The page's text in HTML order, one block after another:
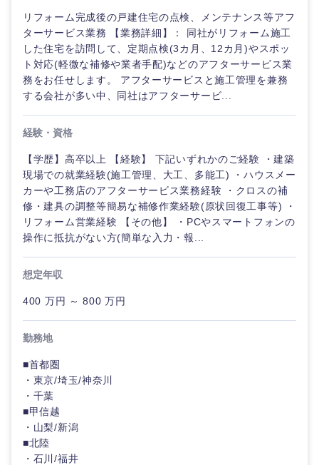
事務職
その他
群馬県 埼玉県
千葉県 東京都
神奈川県
リフォーム完成後の戸建住宅の点検、メンテナンス等アフ
ターサービス業務 【業務詳細】： 同社がリフォーム施工
した住宅を訪問して、定期点検(3カ月、12カ月)やスポッ
ト対応(軽微な補修や業者手配)などのアフターサービス業
務をお任せします。 アフターサービスと施工管理を兼務
する会社が多い中、同社はアフターサービ...
経験・資格
【学歴】高卒以上 【経験】 下記いずれかのご経験 ・建築
現場での就業経験(施工管理、大工、多能工) ・ハウスメー
カーや工務店のアフターサービス業務経験 ・クロスの補
修・建具の調整等簡易な補修作業経験(原状回復工事等) ・
リフォーム営業経験 【その他】 ・PCやスマートフォンの
操作に抵抗がない方(簡単な入力・報...
想定年収
400 万円 ～ 800 万円
勤務地
■首都圏
・東京/埼玉/神奈川
・千葉
■甲信越
・山梨/新潟
■北陸
・石川/福井